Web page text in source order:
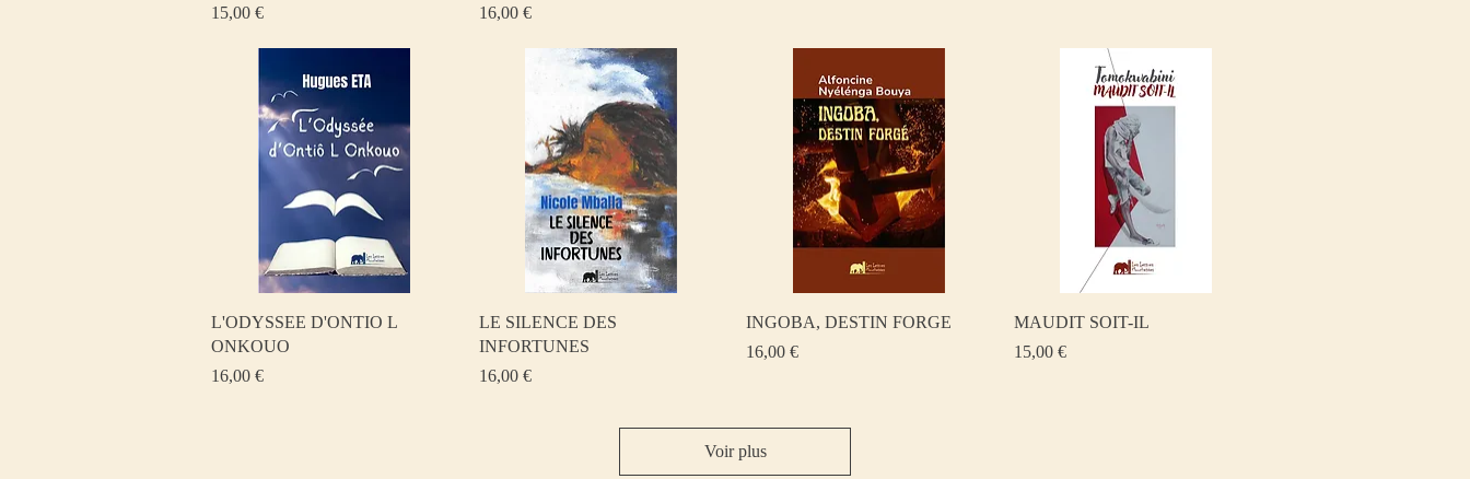
Prix
15,00 €
Prix
16,00 €
Aperçu rapide
L'ODYSSEE D'ONTIO L
ONKOUO
Prix
16,00 €
Aperçu rapide
LE SILENCE DES
INFORTUNES
Prix
16,00 €
Aperçu rapide
INGOBA, DESTIN FORGE
Prix
16,00 €
Aperçu rapide
MAUDIT SOIT-IL
Prix
15,00 €
Voir plus